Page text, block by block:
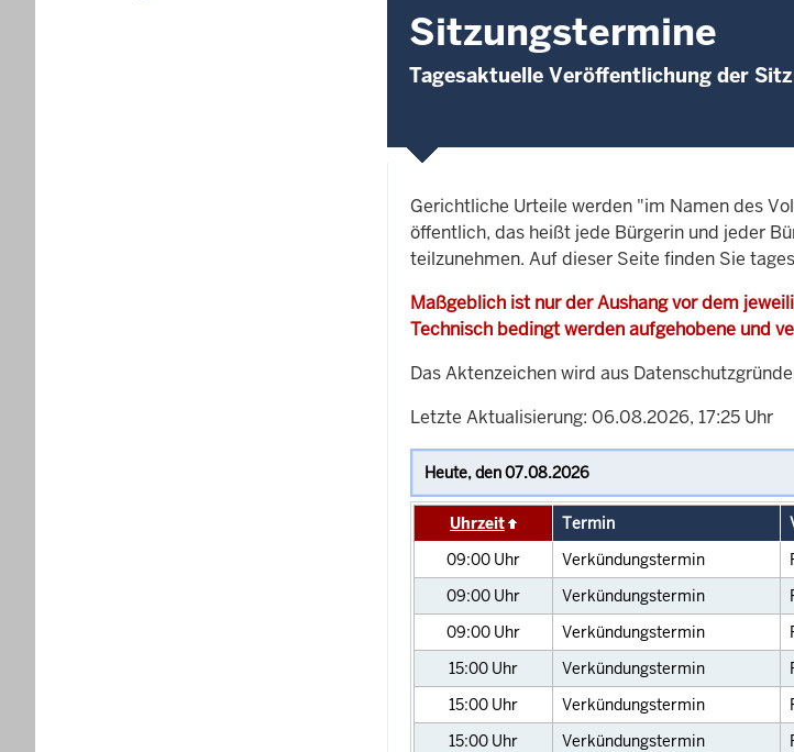
Sitzungstermine
Tagesaktuelle Veröffentlichung der
Gerichtliche Urteile werden "im Namen des
öffentlich, das heißt jede Bürgerin und jeder
teilzunehmen. Auf dieser Seite finden Sie
Maßgeblich ist nur der Aushang vor dem
Technisch bedingt werden aufgehobene und
Das Aktenzeichen wird aus
Letzte Aktualisierung: 06.08.2026, 17:25 Uhr
Uhrzeit Termin
09:00 Uhr Verkündungstermin
09:00 Uhr Verkündungstermin
09:00 Uhr Verkündungstermin
15:00 Uhr Verkündungstermin
15:00 Uhr Verkündungstermin
15:00 Uhr Verkündungstermin